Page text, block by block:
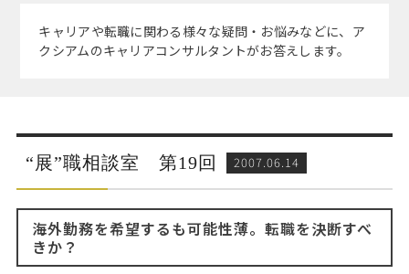
ステージ別アドバイス
MBA留学生数の推移
インターン受入企業一覧
MBAを生かす求人特集
日本語履歴書テンプレート
外資系／面接攻略のコツ
コンサルティングの現場から
キャリアに効く一冊
ジョブフェア
キャリアフォーラム
Career Talk Live
アクセス
パブリシティ
キャリアや転職に関わる様々な疑問・お悩みなどに、ア
クシアムのキャリアコンサルタントがお答えします。
“展”職相談室 第19回 2007.06.14
海外勤務を希望するも可能性薄。転職を決断すべ
きか？